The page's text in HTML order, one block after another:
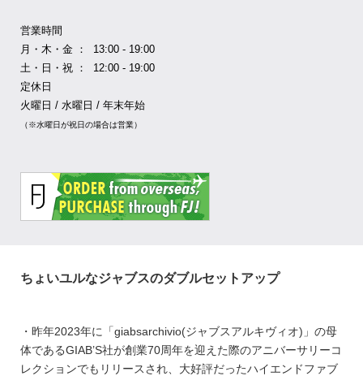
営業時間
月・木・金 ： 13:00 - 19:00
土・日・祝 ： 12:00 - 19:00
定休日
火曜日 / 水曜日 / 年末年始
（※水曜日が祝日の場合は営業）
ちょいユルなジャブスのダブルセットアップ
・昨年2023年に「giabsarchivio(ジャブスアルキヴィオ)」の母
体であるGIAB’S社が創業70周年を迎えた際のアニバーサリーコ
レクションでもリリースされ、大好評だったハイエンドファブ